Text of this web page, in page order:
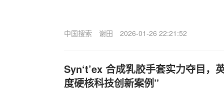
中国搜索 谢田 2026-01-26 22:21:52
Syn‘t’ex 合成乳胶手套实力夺目，
度硬核科技创新案例”